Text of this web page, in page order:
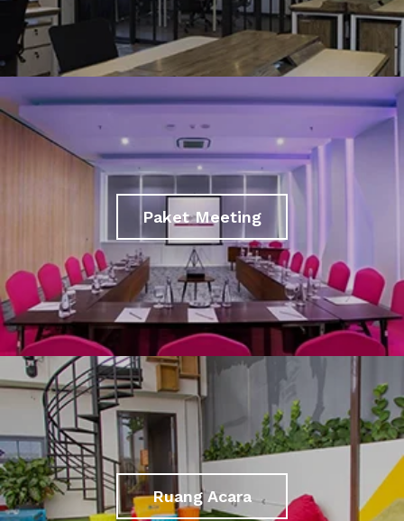
Paket Meeting
Ruang Acara